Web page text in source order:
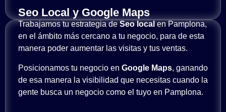
Seo Local y Google Maps
Trabajamos tu estrategia deSeo localen Pamplona,
en el ámbito más cercano a tu negocio, para de esta
manera poder aumentar las visitas y tus ventas.
Posicionamos tu negocio en Google Maps, ganando
de esa manera la visibilidad que necesitas cuando la
gente busca un negocio como el tuyo en Pamplona.